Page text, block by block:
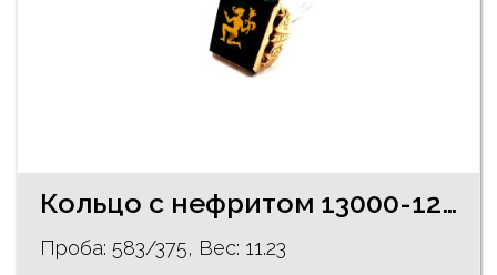
Кольцо с нефритом 13000-1261
Проба: 583/375, Bес: 11.23